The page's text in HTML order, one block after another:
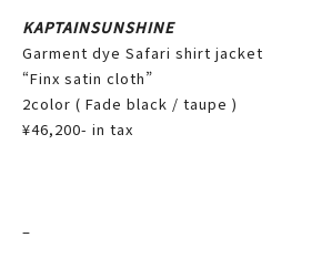
KAPTAINSUNSHINE
Garment dye Safari shirt jacket
“Finx satin cloth”
2color ( Fade black / taupe )
¥46,200- in tax
–